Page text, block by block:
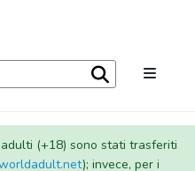
(+18) sono stati trasferiti
); invece, per i